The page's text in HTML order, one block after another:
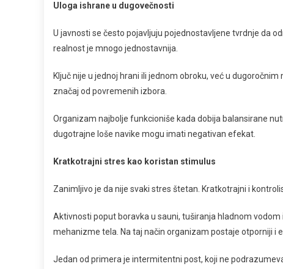
Uloga ishrane u dugovečnosti
U javnosti se često pojavljuju pojednostavljene tvrdnje da
realnost je mnogo jednostavnija.
Ključ nije u jednoj hrani ili jednom obroku, već u
značaj od povremenih izbora.
Organizam najbolje funkcioniše kada dobija balansirane
dugotrajne loše navike mogu imati negativan efekat.
Kratkotrajni stres kao koristan stimulus
Zanimljivo je da nije svaki stres štetan. Kratkotrajni i
Aktivnosti poput boravka u sauni, tuširanja hladnom
mehanizme tela. Na taj način organizam postaje otporniji i
Jedan od primera je intermitentni post, koji ne